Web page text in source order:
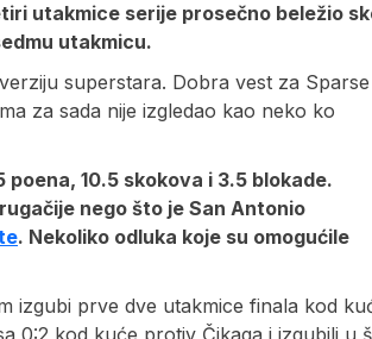
utakmice serije prosečno beležio
utakmicu.
superstara. Dobra vest za Sparse
za sada nije izgledao kao neko ko
10.5 skokova i 3.5 blokade.
nego što je San Antonio
. Nekoliko odluka koje su omogućile
izgubi prve dve utakmice finala kod